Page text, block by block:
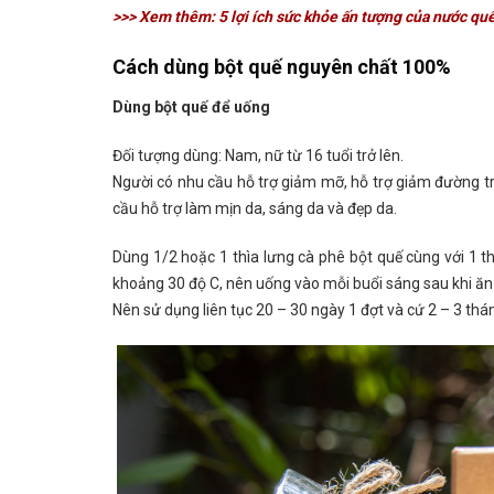
>>> Xem thêm: 5 lợi ích sức khỏe ấn tượng của nước
Cách dùng bột quế nguyên chất 100%
Dùng bột quế để uống
Đối tượng dùng: Nam, nữ từ 16 tuổi trở lên.
Người có nhu cầu hỗ trợ giảm mỡ, hỗ trợ giảm đường
cầu hỗ trợ làm mịn da, sáng da và đẹp da.
Dùng 1/2 hoặc 1 thìa lưng cà phê bột quế cùng với 1
khoảng 30 độ C, nên uống vào mỗi buổi sáng sau khi
Nên sử dụng liên tục 20 – 30 ngày 1 đợt và cứ 2 – 3